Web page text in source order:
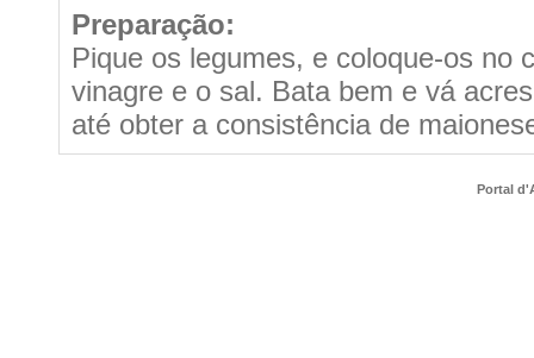
Preparação:
Pique os legumes, e coloque-os no
vinagre e o sal. Bata bem e vá
até obter a consistência de
Portal